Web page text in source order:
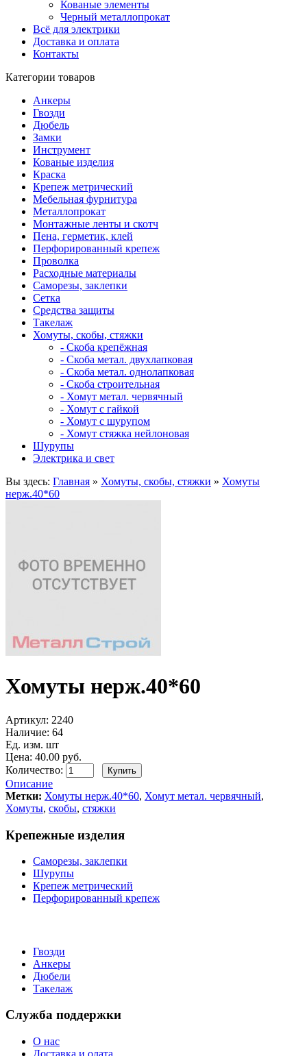
Кованые элементы
Черный металлопрокат
Всё для электрики
Доставка и оплата
Контакты
Категории товаров
Анкеры
Гвозди
Дюбель
Замки
Инструмент
Кованые изделия
Краска
Крепеж метрический
Мебельная фурнитура
Металлопрокат
Монтажные ленты и скотч
Пена, герметик, клей
Перфорированный крепеж
Проволка
Расходные материалы
Саморезы, заклепки
Сетка
Средства защиты
Такелаж
Хомуты, скобы, стяжки
- Скоба крепёжная
- Скоба метал. двухлапковая
- Скоба метал. однолапковая
- Скоба строительная
- Хомут метал. червячный
- Хомут с гайкой
- Хомут с шурупом
- Хомут стяжка нейлоновая
Шурупы
Электрика и свет
Вы здесь: Главная » Хомуты, скобы, стяжки » Хомуты
нерж.40*60
Хомуты нерж.40*60
Артикул: 2240
Наличие: 64
Ед. изм. шт
Цена: 40.00 руб.
Количество:
Описание
Метки: Хомуты нерж.40*60, Хомут метал. червячный,
Хомуты, скобы, стяжки
Крепежные изделия
Саморезы, заклепки
Шурупы
Крепеж метрический
Перфорированный крепеж
Гвозди
Анкеры
Дюбели
Такелаж
Служба поддержки
О нас